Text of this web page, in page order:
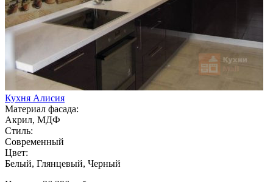
Кухня Алисия
Материал фасада:
Акрил, МДФ
Стиль:
Современный
Цвет:
Белый, Глянцевый, Черный